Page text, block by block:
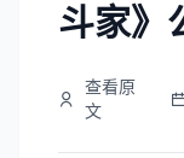
斗家》
查看原
文